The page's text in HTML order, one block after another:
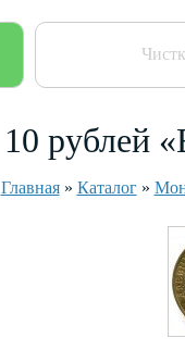
10 рублей
Главная» Каталог»